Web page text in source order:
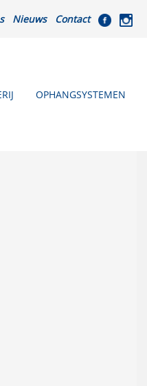
Nieuws Contact
OPHANGSYSTEMEN